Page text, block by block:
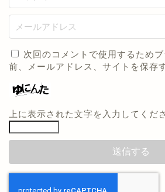
次回のコメントで使用するため
前、メールアドレス、サイトを保存
上に表示された文字を入力してくだ